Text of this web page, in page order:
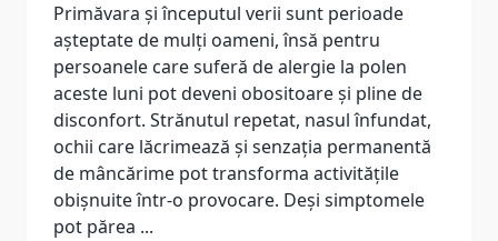
Primăvara și începutul verii sunt perioade
așteptate de mulți oameni, însă pentru
persoanele care suferă de alergie la polen
aceste luni pot deveni obositoare și pline de
disconfort. Strănutul repetat, nasul înfundat,
ochii care lăcrimează și senzația permanentă
de mâncărime pot transforma activitățile
obișnuite într-o provocare. Deși simptomele
pot părea ...